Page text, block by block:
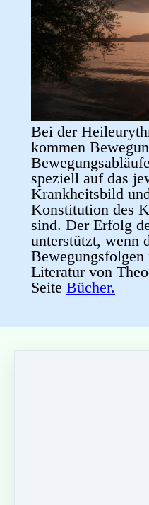
Bei der
kommen
speziell auf das
Krankheitsbild
Konstitution des
sind. Der Erfolg
unterstützt, wenn
Bewegungsfolgen
Literatur von
Seite Bücher.